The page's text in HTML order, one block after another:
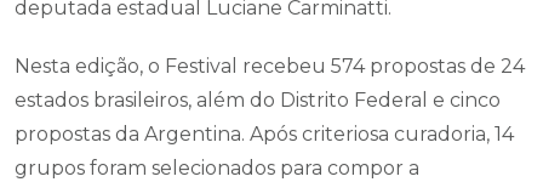
deputada estadual Luciane Carminatti.
Nesta edição, o Festival recebeu 574 propostas de 24
estados brasileiros, além do Distrito Federal e cinco
propostas da Argentina. Após criteriosa curadoria, 14
grupos foram selecionados para compor a